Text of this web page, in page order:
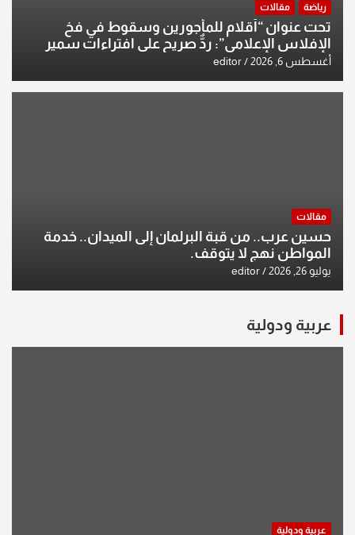
رياضة مقالات
تحت عنوان “أقلام للمأجورين وسقوط في فخ
الإفلاس الإعلامي”: ردٌّ صريح على افتراءات سمير
الشكرجي
أغسطس 6, 2026 editor
مقالات
حسين عرب.. من قبة البرلمان إلى الميدان.. خدمة
المواطن نهج لا يتوقف.
يوليو 26, 2026 editor
عربية ودولية
عربية ودولية